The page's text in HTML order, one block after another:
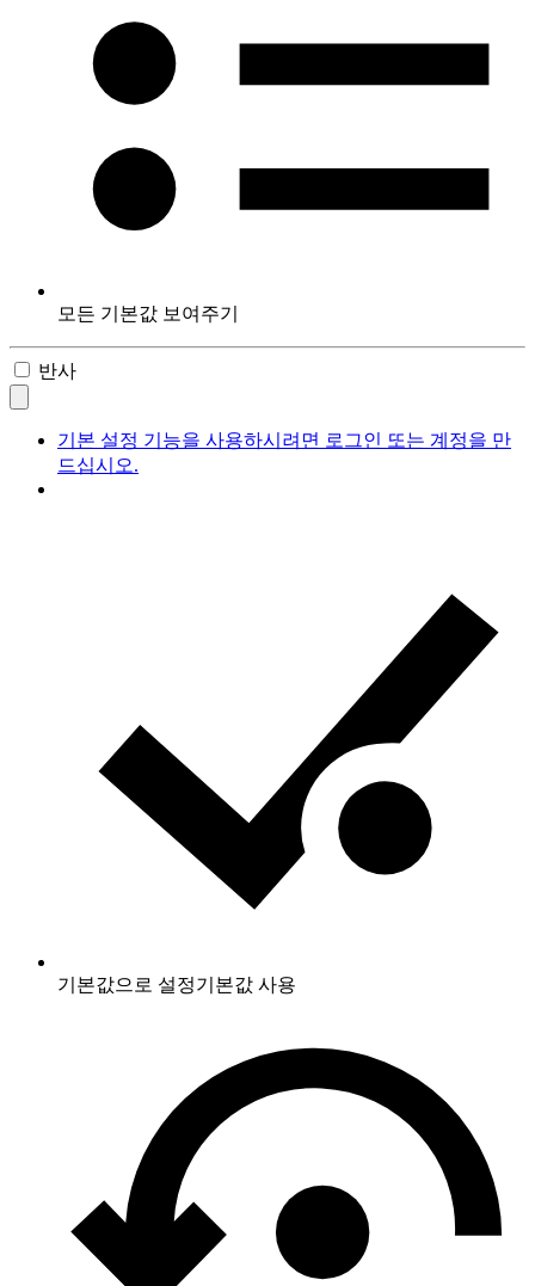
모든 기본값 보여주기
반사
기본 설정 기능을 사용하시려면 로그인 또는 계정을 만
드십시오.
기본값으로 설정기본값 사용